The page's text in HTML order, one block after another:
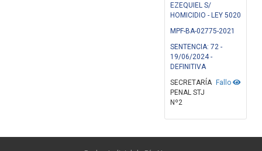
EZEQUIEL S/
HOMICIDIO - LEY 5020
MPF-BA-02775-2021
SENTENCIA: 72 -
19/06/2024 -
DEFINITIVA
Fallo
SECRETARÍA
PENAL STJ
Nº2